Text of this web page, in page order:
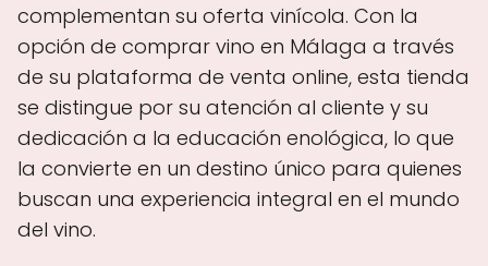
complementan su oferta vinícola. Con la
opción de comprar vino en Málaga a través
de su plataforma de venta online, esta tienda
se distingue por su atención al cliente y su
dedicación a la educación enológica, lo que
la convierte en un destino único para quienes
buscan una experiencia integral en el mundo
del vino.